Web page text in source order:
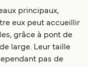
principaux,
eux peut accueillir
grâce à pont de
large. Leur taille
pas de